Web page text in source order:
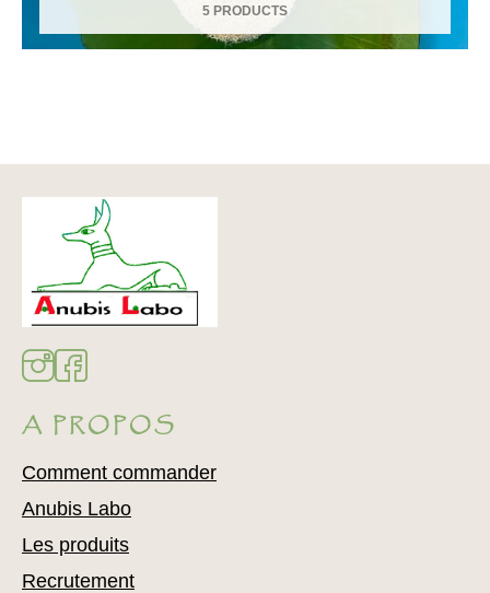
5 PRODUCTS
A PROPOS
Comment commander
Anubis Labo
Les produits
Recrutement